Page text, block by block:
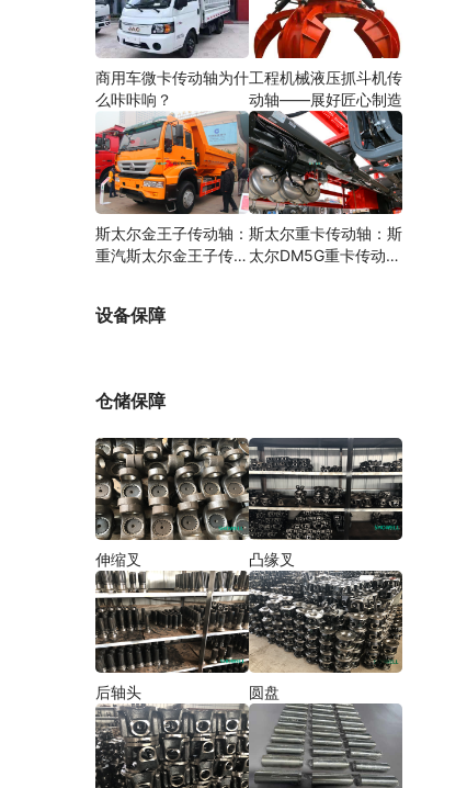
商用车微卡传动轴为什
么咔咔响？
工程机械液压抓斗机传
动轴——展好匠心制造
斯太尔金王子传动轴：
重汽斯太尔金王子传动
斯太尔重卡传动轴：斯
太尔DM5G重卡传动轴
设备保障
仓储保障
伸缩叉 凸缘叉
后轴头 圆盘